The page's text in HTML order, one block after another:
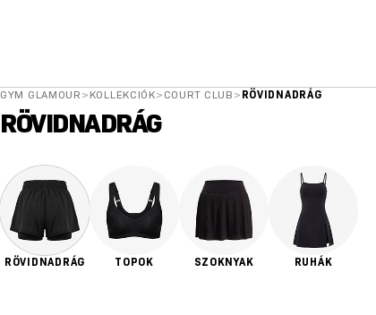
GYM GLAMOUR > KOLLEKCIÓK> COURT CLUB > RÖVIDNADRÁG
RÖVIDNADRÁG
RÖVIDNADRÁG TOPOK SZOKNYAK RUHÁK